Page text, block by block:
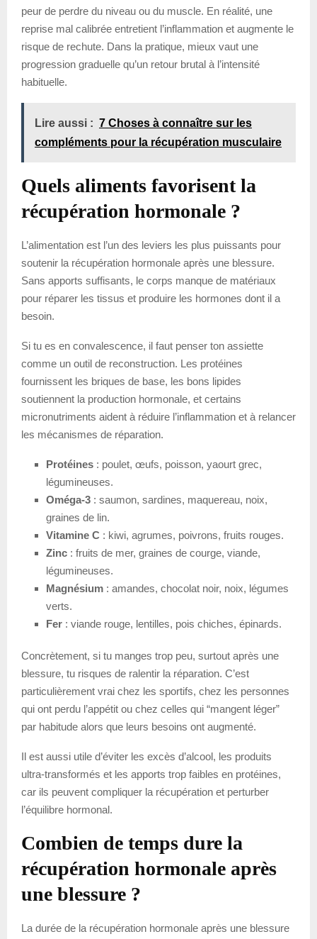
peur de perdre du niveau ou du muscle. En réalité, une
reprise mal calibrée entretient l’inflammation et augmente le
risque de rechute. Dans la pratique, mieux vaut une
progression graduelle qu’un retour brutal à l’intensité
habituelle.
Lire aussi : 7 Choses à connaître sur les
compléments pour la récupération musculaire
Quels aliments favorisent la
récupération hormonale ?
L’alimentation est l’un des leviers les plus puissants pour
soutenir la récupération hormonale après une blessure.
Sans apports suffisants, le corps manque de matériaux
pour réparer les tissus et produire les hormones dont il a
besoin.
Si tu es en convalescence, il faut penser ton assiette
comme un outil de reconstruction. Les protéines
fournissent les briques de base, les bons lipides
soutiennent la production hormonale, et certains
micronutriments aident à réduire l’inflammation et à relancer
les mécanismes de réparation.
Protéines : poulet, œufs, poisson, yaourt grec,
légumineuses.
Oméga-3 : saumon, sardines, maquereau, noix,
graines de lin.
Vitamine C : kiwi, agrumes, poivrons, fruits rouges.
Zinc : fruits de mer, graines de courge, viande,
légumineuses.
Magnésium : amandes, chocolat noir, noix, légumes
verts.
Fer : viande rouge, lentilles, pois chiches, épinards.
Concrètement, si tu manges trop peu, surtout après une
blessure, tu risques de ralentir la réparation. C’est
particulièrement vrai chez les sportifs, chez les personnes
qui ont perdu l’appétit ou chez celles qui “mangent léger”
par habitude alors que leurs besoins ont augmenté.
Il est aussi utile d’éviter les excès d’alcool, les produits
ultra-transformés et les apports trop faibles en protéines,
car ils peuvent compliquer la récupération et perturber
l’équilibre hormonal.
Combien de temps dure la
récupération hormonale après
une blessure ?
La durée de la récupération hormonale après une blessure